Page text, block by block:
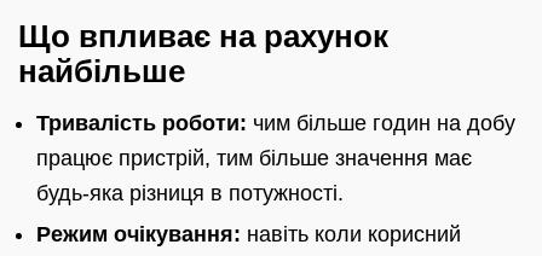
Що впливає на рахунок
найбільше
Тривалість роботи: чим більше годин на добу
працює пристрій, тим більше значення має
будь-яка різниця в потужності.
Режим очікування: навіть коли корисний